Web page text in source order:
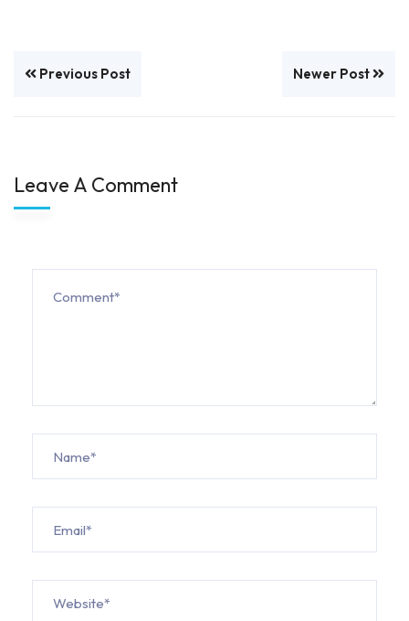
Previous Post Newer Post
Leave A Comment